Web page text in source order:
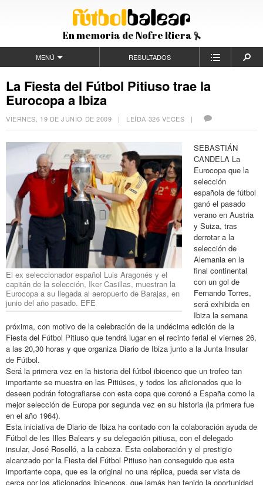
En memoria de Nofre Riera
MENÚ RESULTADOS
La Fiesta del Fútbol Pitiuso trae la
Eurocopa a Ibiza
VIERNES, 19 DE JUNIO DE 2009 | LEÍDA 326 VECES |
El ex seleccionador español Luis Aragonés y el
capitán de la selección, Iker Casillas, muestran la
Eurocopa a su llegada al aeropuerto de Barajas, en
junio del año pasado. EFE
SEBASTIÁN
CANDELA La
Eurocopa que la
selección
española de fútbol
ganó el pasado
verano en Austria
y Suiza, tras
derrotar a la
selección de
Alemania en la
final continental
con un gol de
Fernando Torres,
será exhibida en
Ibiza la semana
próxima, con motivo de la celebración de la undécima edición de la
Fiesta del Fútbol Pitiuso que tendrá lugar en el recinto ferial el viernes 26,
a las 20,30 horas y que organiza Diario de Ibiza junto a la Junta Insular
de Fútbol.
Será la primera vez en la historia del fútbol ibicenco que un trofeo tan
importante se muestra en las Pitiüses, y todos los aficionados que lo
deseen podrán fotografiarse con esta copa que coronó a España como la
mejor selección de Europa por segunda vez en su historia (la primera fue
en el año 1964).
Esta iniciativa de Diario de Ibiza ha contado con la colaboración ayuda de
Fútbol de les Illes Balears y su delegación pitiusa, con el delegado
insular, José Roselló, a la cabeza. Esta colaboración y el prestigio
alcanzado por la Fiesta del Fútbol Pitiuso han conseguido que esta
importante copa, que es la original no una réplica, pueda ser vista de
cerca por los aficionados ibicencos, que jamás han tenido la oportunidad